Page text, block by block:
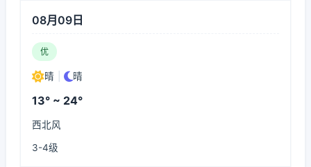
08月09日
优
晴 晴
13° ~ 24°
西北风
3-4级